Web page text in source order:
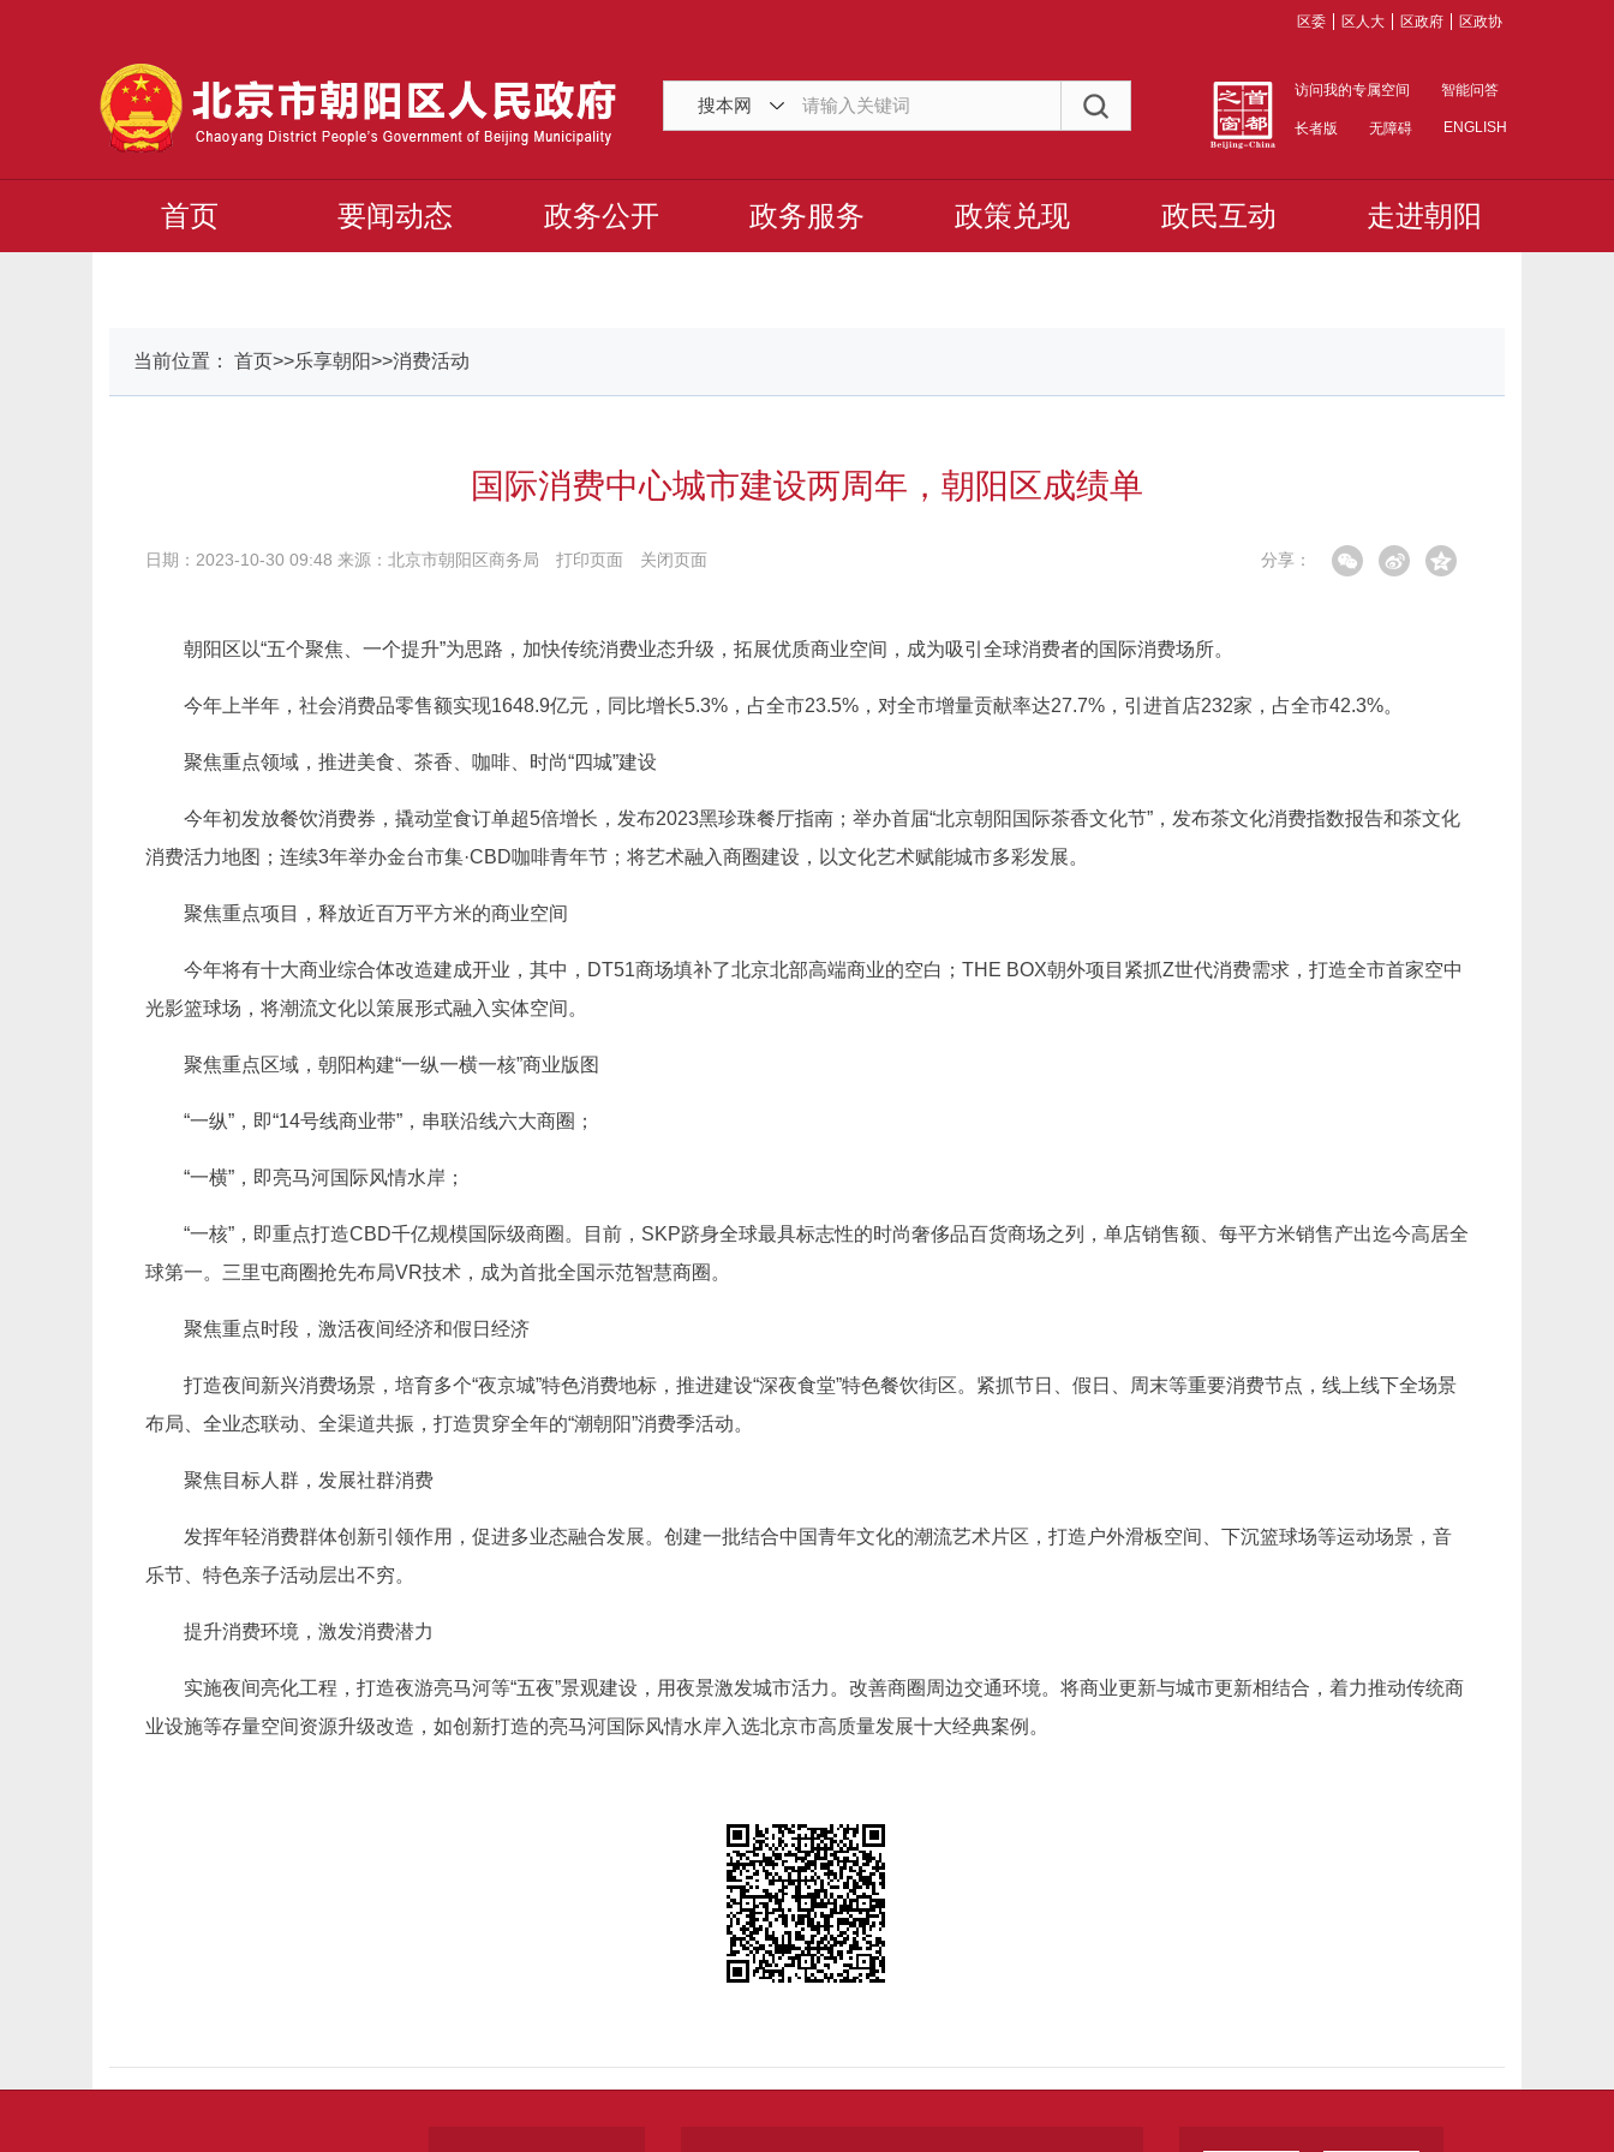
区委 区人大 区政府 区政协
搜本网
访问我的专属空间 智能问答
长者版 无障碍 ENGLISH
首页 要闻动态 政务公开 政务服务 政策兑现 政民互动 走进朝阳
当前位置： 首页>>乐享朝阳>>消费活动
国际消费中心城市建设两周年，朝阳区成绩单
分享：
日期：2023-10-30 09:48 来源：北京市朝阳区商务局 打印页面 关闭页面
朝阳区以“五个聚焦、一个提升”为思路，加快传统消费业态升级，拓展优质商业空间，成为吸引全球消费者的国际消费场所。
今年上半年，社会消费品零售额实现1648.9亿元，同比增长5.3%，占全市23.5%，对全市增量贡献率达27.7%，引进首店232家，占全市42.3%。
聚焦重点领域，推进美食、茶香、咖啡、时尚“四城”建设
今年初发放餐饮消费券，撬动堂食订单超5倍增长，发布2023黑珍珠餐厅指南；举办首届“北京朝阳国际茶香文化节”，发布茶文化消费指数报告和茶文化
消费活力地图；连续3年举办金台市集·CBD咖啡青年节；将艺术融入商圈建设，以文化艺术赋能城市多彩发展。
聚焦重点项目，释放近百万平方米的商业空间
今年将有十大商业综合体改造建成开业，其中，DT51商场填补了北京北部高端商业的空白；THE BOX朝外项目紧抓Z世代消费需求，打造全市首家空中
光影篮球场，将潮流文化以策展形式融入实体空间。
聚焦重点区域，朝阳构建“一纵一横一核”商业版图
“一纵”，即“14号线商业带”，串联沿线六大商圈；
“一横”，即亮马河国际风情水岸；
“一核”，即重点打造CBD千亿规模国际级商圈。目前，SKP跻身全球最具标志性的时尚奢侈品百货商场之列，单店销售额、每平方米销售产出迄今高居全
球第一。三里屯商圈抢先布局VR技术，成为首批全国示范智慧商圈。
聚焦重点时段，激活夜间经济和假日经济
打造夜间新兴消费场景，培育多个“夜京城”特色消费地标，推进建设“深夜食堂”特色餐饮街区。紧抓节日、假日、周末等重要消费节点，线上线下全场景
布局、全业态联动、全渠道共振，打造贯穿全年的“潮朝阳”消费季活动。
聚焦目标人群，发展社群消费
发挥年轻消费群体创新引领作用，促进多业态融合发展。创建一批结合中国青年文化的潮流艺术片区，打造户外滑板空间、下沉篮球场等运动场景，音
乐节、特色亲子活动层出不穷。
提升消费环境，激发消费潜力
实施夜间亮化工程，打造夜游亮马河等“五夜”景观建设，用夜景激发城市活力。改善商圈周边交通环境。将商业更新与城市更新相结合，着力推动传统商
业设施等存量空间资源升级改造，如创新打造的亮马河国际风情水岸入选北京市高质量发展十大经典案例。